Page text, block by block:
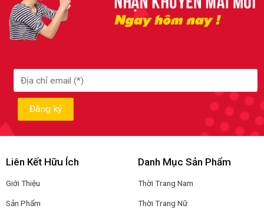
Liên Kết Hữu Ích
Giới Thiệu
Sản Phẩm
Danh Mục Sản Phẩm
Thời Trang Nam
Thời Trang Nữ